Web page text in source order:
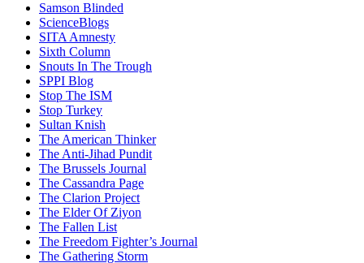
Samson Blinded
ScienceBlogs
SITA Amnesty
Sixth Column
Snouts In The Trough
SPPI Blog
Stop The ISM
Stop Turkey
Sultan Knish
The American Thinker
The Anti-Jihad Pundit
The Brussels Journal
The Cassandra Page
The Clarion Project
The Elder Of Ziyon
The Fallen List
The Freedom Fighter’s Journal
The Gathering Storm